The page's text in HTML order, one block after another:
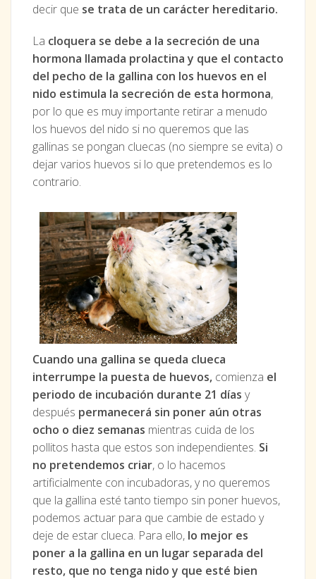
decir que se trata de un carácter hereditario.
La cloquera se debe a la secreción de una
hormona llamada prolactina y que el contacto
del pecho de la gallina con los huevos en el
nido estimula la secreción de esta hormona,
por lo que es muy importante retirar a menudo
los huevos del nido si no queremos que las
gallinas se pongan cluecas (no siempre se evita) o
dejar varios huevos si lo que pretendemos es lo
contrario.
Cuando una gallina se queda clueca
interrumpe la puesta de huevos, comienza el
periodo de incubación durante 21 días y
después permanecerá sin poner aún otras
ocho o diez semanas mientras cuida de los
pollitos hasta que estos son independientes. Si
no pretendemos criar, o lo hacemos
artificialmente con incubadoras, y no queremos
que la gallina esté tanto tiempo sin poner huevos,
podemos actuar para que cambie de estado y
deje de estar clueca. Para ello, lo mejor es
poner a la gallina en un lugar separada del
resto, que no tenga nido y que esté bien